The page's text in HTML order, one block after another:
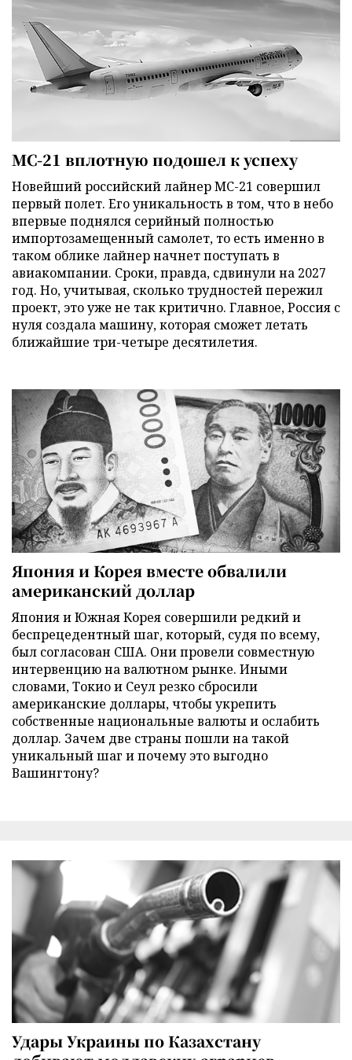
МС-21 вплотную подошел к успеху
Новейший российский лайнер МС-21 совершил
первый полет. Его уникальность в том, что в небо
впервые поднялся серийный полностью
импортозамещенный самолет, то есть именно в
таком облике лайнер начнет поступать в
авиакомпании. Сроки, правда, сдвинули на 2027
год. Но, учитывая, сколько трудностей пережил
проект, это уже не так критично. Главное, Россия с
нуля создала машину, которая сможет летать
ближайшие три-четыре десятилетия.
Япония и Корея вместе обвалили
американский доллар
Япония и Южная Корея совершили редкий и
беспрецедентный шаг, который, судя по всему,
был согласован США. Они провели совместную
интервенцию на валютном рынке. Иными
словами, Токио и Сеул резко сбросили
американские доллары, чтобы укрепить
собственные национальные валюты и ослабить
доллар. Зачем две страны пошли на такой
уникальный шаг и почему это выгодно
Вашингтону?
Удары Украины по Казахстану